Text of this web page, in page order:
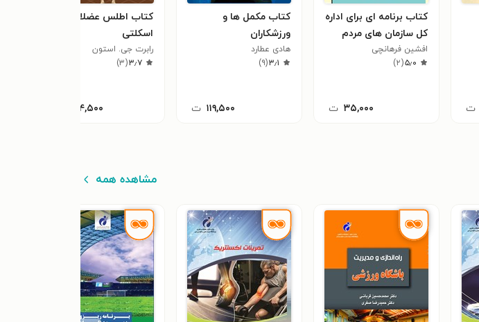
ت
کتاب برنامه ای برای اداره
کل سازمان های مردم
نهاد و خیرین سلامت
افشین فرهانچی
۵٫۰(۲)
۳۵,۰۰۰ ت
کتاب مکمل ها و
ورزشکاران
هادی عطارد
۳٫۱(۹)
۱۱۹,۵۰۰ ت
کتاب اطلس عضلات
اسکلتی
رابرت جی. استون
۳٫۷(۳)
۱۵۴,۵۰۰
مشاهده همه